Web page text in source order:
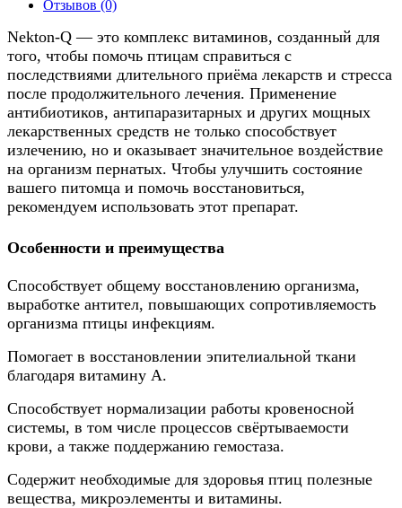
Отзывов (0)
Nekton-Q — это комплекс витаминов, созданный для
того, чтобы помочь птицам справиться с
последствиями длительного приёма лекарств и стресса
после продолжительного лечения. Применение
антибиотиков, антипаразитарных и других мощных
лекарственных средств не только способствует
излечению, но и оказывает значительное воздействие
на организм пернатых. Чтобы улучшить состояние
вашего питомца и помочь восстановиться,
рекомендуем использовать этот препарат.
Особенности и преимущества
Способствует общему восстановлению организма,
выработке антител, повышающих сопротивляемость
организма птицы инфекциям.
Помогает в восстановлении эпителиальной ткани
благодаря витамину А.
Способствует нормализации работы кровеносной
системы, в том числе процессов свёртываемости
крови, а также поддержанию гемостаза.
Содержит необходимые для здоровья птиц полезные
вещества, микроэлементы и витамины.